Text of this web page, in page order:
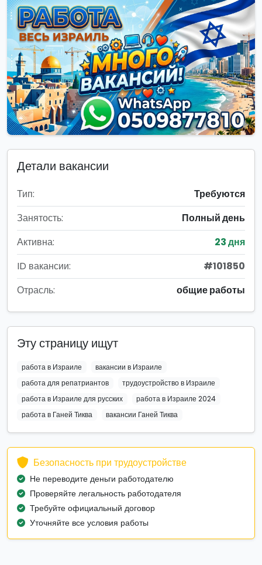
Детали вакансии
Тип:
Требуются
Занятость:
Полный день
Активна:
23 дня
ID вакансии:
#101850
Отрасль:
общие работы
Эту страницу ищут
работа в Израиле
вакансии в Израиле
работа для репатриантов
трудоустройство в Израиле
работа в Израиле для русских
работа в Израиле 2024
работа в Ганей Тиква
вакансии Ганей Тиква
Безопасность при трудоустройстве
Не переводите деньги работодателю
Проверяйте легальность работодателя
Требуйте официальный договор
Уточняйте все условия работы